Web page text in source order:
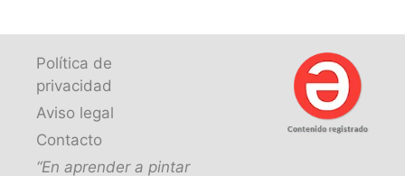
Política de
privacidad
Aviso legal
Contacto
“En aprender a pintar